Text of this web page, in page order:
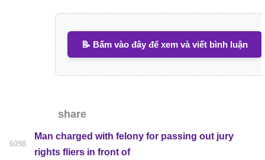
📝 Bấm vào đây để xem và viết bình luận
share
6098
Man charged with felony for passing out jury
rights fliers in front of